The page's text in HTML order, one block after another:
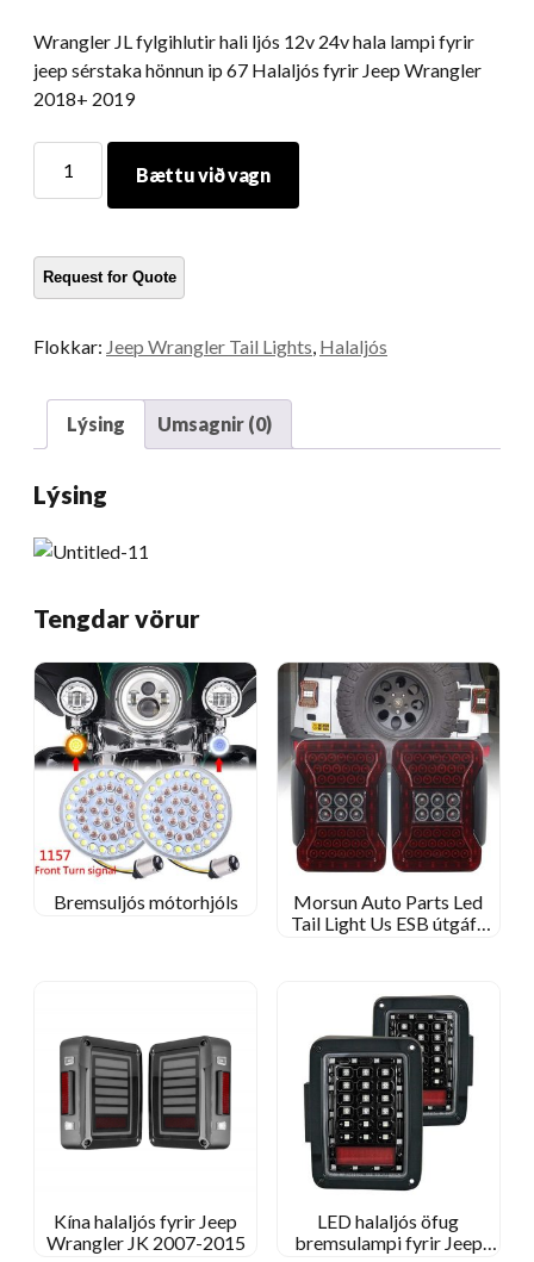
Wrangler JL fylgihlutir hali ljós 12v 24v hala lampi fyrir
jeep sérstaka hönnun ip 67 Halaljós fyrir Jeep Wrangler
2018+ 2019
fylgihlutir
ljós
Magn
Bættu við vagn
Flokkar: Jeep Wrangler Tail Lights Halaljós
Lýsing Umsagnir (0)
Lýsing
Tengdar vörur
Bremsuljós mótorhjóls
Morsun Auto Parts Led
Tail Light Us ESB útgáfa
Kína halaljós fyrir Jeep
Wrangler JK 2007-2015
LED halaljós öfug
bremsulampi fyrir Jeep